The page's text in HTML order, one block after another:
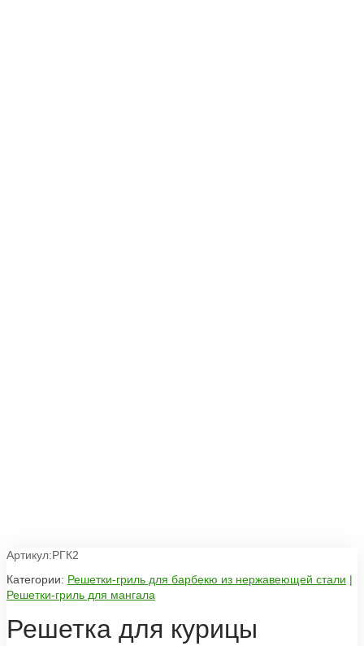
Артикул:РГК2
Категории: Решетки-гриль для барбекю из нержавеющей стали |
Решетки-гриль для мангала
Решетка для курицы